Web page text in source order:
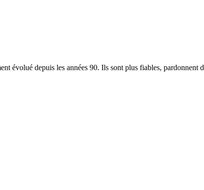
évolué depuis les années 90. Ils sont plus fiables, pardonnent d